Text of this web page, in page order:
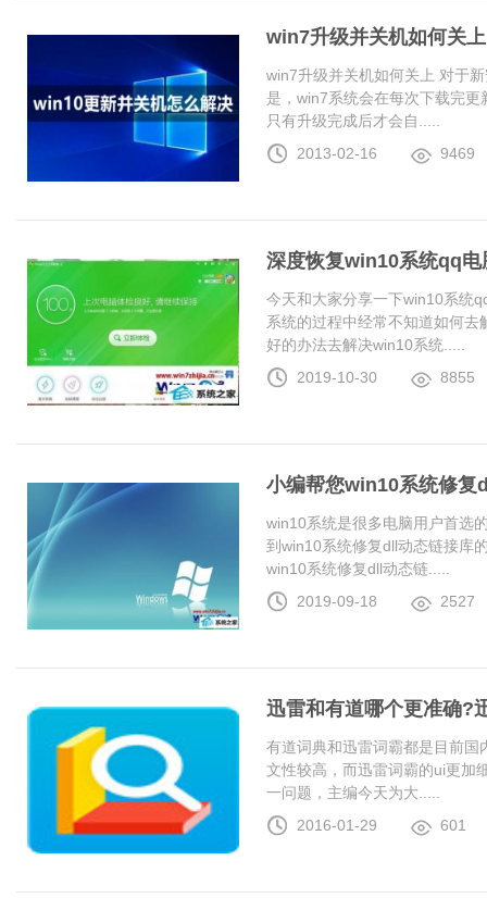
win7升级并关机如何关上
win7升级并关机如何关上 对于
是，win7系统会在每次下载完
只有升级完成后才会自.....
2013-02-16
9469
深度恢复win10系统qq
今天和大家分享一下win10系统
系统的过程中经常不知道如何
好的办法去解决win10系统.....
2019-10-30
8855
小编帮您win10系统修复
win10系统是很多电脑用户首选
到win10系统修复dll动态链接库
win10系统修复dll动态链.....
2019-09-18
2527
迅雷和有道哪个更准确?
有道词典和迅雷词霸都是目前
文性较高，而迅雷词霸的ui更加
一问题，主编今天为大.....
2016-01-29
601